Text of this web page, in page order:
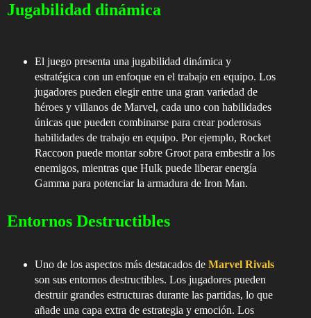
Jugabilidad dinámica
El juego presenta una jugabilidad dinámica y
estratégica con un enfoque en el trabajo en equipo. Los
jugadores pueden elegir entre una gran variedad de
héroes y villanos de Marvel, cada uno con habilidades
únicas que pueden combinarse para crear poderosas
habilidades de trabajo en equipo. Por ejemplo, Rocket
Raccoon puede montar sobre Groot para embestir a los
enemigos, mientras que Hulk puede liberar energía
Gamma para potenciar la armadura de Iron Man.
Entornos Destructibles
Uno de los aspectos más destacados de Marvel Rivals
son sus entornos destructibles. Los jugadores pueden
destruir grandes estructuras durante las partidas, lo que
añade una capa extra de estrategia y emoción. Los